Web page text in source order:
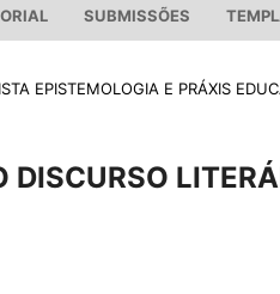
SUBMISSÕES
EPISTEMOLOGIA E PRÁXIS
DISCURSO